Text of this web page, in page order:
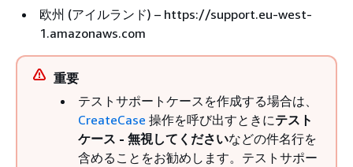
欧州 (アイルランド) – https://support.eu-west-
1.amazonaws.com
重要
テストサポートケースを作成する場合は、
CreateCase 操作を呼び出すときにテスト
ケース - 無視してくださいなどの件名行を
含めることをお勧めします。テストサポー